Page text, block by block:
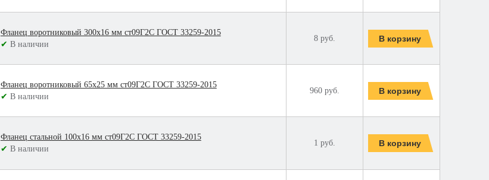
Фланец воротниковый 300х16 мм ст09Г2С ГОСТ 33259-2015
✔ В наличии
8 руб.
Фланец воротниковый 65х25 мм ст09Г2С ГОСТ 33259-2015
✔ В наличии
960 руб.
Фланец стальной 100х16 мм ст09Г2С ГОСТ 33259-2015
✔ В наличии
1 руб.